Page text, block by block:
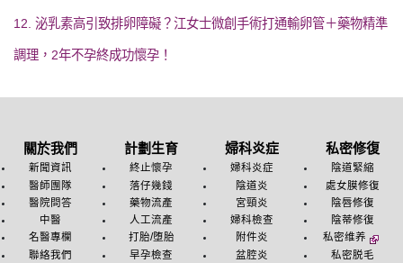
12. 泌乳素高引致排卵障礙？江女士微創手術打通輸卵管＋藥物精準
調理，2年不孕終成功懷孕！
關於我們
新聞資訊
醫師團隊
醫院問答
中醫
名醫專欄
聯絡我們
計劃生育
終止懷孕
落仔幾錢
藥物流產
人工流產
打胎/堕胎
早孕檢查
婦科炎症
婦科炎症
陰道炎
宮頸炎
婦科檢查
附件炎
盆腔炎
私密修復
陰道緊縮
處女膜修復
陰唇修復
陰蒂修復
私密维养
私密脱毛